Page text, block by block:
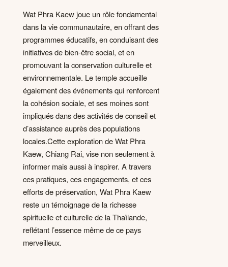
Wat Phra Kaew joue un rôle fondamental
dans la vie communautaire, en offrant des
programmes éducatifs, en conduisant des
initiatives de bien-être social, et en
promouvant la conservation culturelle et
environnementale. Le temple accueille
également des événements qui renforcent
la cohésion sociale, et ses moines sont
impliqués dans des activités de conseil et
d’assistance auprès des populations
locales.Cette exploration de Wat Phra
Kaew, Chiang Rai, vise non seulement à
informer mais aussi à inspirer. A travers
ces pratiques, ces engagements, et ces
efforts de préservation, Wat Phra Kaew
reste un témoignage de la richesse
spirituelle et culturelle de la Thaïlande,
reflétant l’essence même de ce pays
merveilleux.